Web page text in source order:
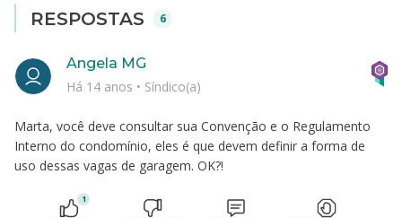
RESPOSTAS 6
Marta, você deve consultar sua Convenção e o Regulamento
Interno do condomínio, eles é que devem definir a forma de
uso dessas vagas de garagem. OK?!
Angela MG
Há 14 anos • Síndico(a)
1